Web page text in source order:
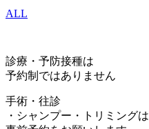
ALL
診療・予防接種は
予約制ではありません
手術・往診
・シャンプー・トリミングは